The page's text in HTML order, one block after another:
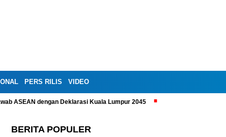
PERS RILIS VIDEO
ASEAN dengan Deklarasi Kuala Lumpur 2045
BERITA POPULER